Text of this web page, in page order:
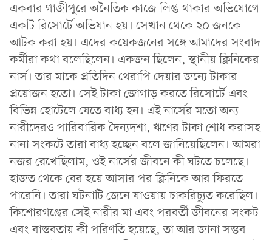
একবার গাজীপুরে অনৈতিক কাজে লিপ্ত থাকার অভিযোগে
একটি রিসোর্টে অভিযান হয়। সেখান থেকে ২০ জনকে
আটক করা হয়। এদের কয়েকজনের সঙ্গে আমাদের সংবাদ
কর্মীরা কথা বলেছিলেন। একজন ছিলেন, স্থানীয় ক্লিনিকের
নার্স। তার মাকে প্রতিদিন থেরাপি দেয়ার জন্যে টাকার
প্রয়োজন হতো। সেই টাকা জোগাড় করতে রিসোর্টে এবং
বিভিন্ন হোটেলে যেতে বাধ্য হন। এই নার্সের মতো অন্য
নারীদেরও পারিবারিক দৈন্যদশা, ঋণের টাকা শোধ করাসহ
নানা সংকটে তারা বাধ্য হচ্ছেন বলে জানিয়েছিলেন। আমরা
নজর রেখেছিলাম, ওই নার্সের জীবনে কী ঘটতে চলেছে।
হাজত থেকে বের হয়ে আসার পর ক্লিনিকে আর ফিরতে
পারেনি। তারা ঘটনাটি জেনে যাওয়ায় চাকরিচ্যুত করেছিল।
কিশোরগঞ্জের সেই নারীর মা এবং পরবর্তী জীবনের সংকট
এবং বাস্তবতায় কী পরিণতি হয়েছে, তা আর জানা সম্ভব